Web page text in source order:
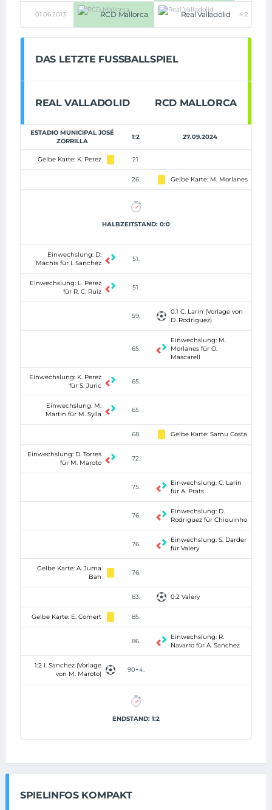
01.06.2013 RCD Mallorca Real Valladolid 4:2
DAS LETZTE FUSSBALLSPIEL
REAL VALLADOLID RCD MALLORCA
ESTADIO MUNICIPAL JOSÉ
ZORRILLA
1:2 27.09.2024
Gelbe Karte: K. Perez 21.
26. Gelbe Karte: M. Morlanes
HALBZEITSTAND: 0:0
Einwechslung: D.
Machis für I. Sanchez
51.
Einwechslung: L. Perez
für R. C. Ruiz
51.
59.
0:1 C. Larin (Vorlage von
D. Rodriguez)
65.
Einwechslung: M.
Morlanes für O.
Mascarell
Einwechslung: K. Perez
für S. Juric
65.
Einwechslung: M.
Martin für M. Sylla
65.
68. Gelbe Karte: Samu Costa
Einwechslung: D. Torres
für M. Maroto
72.
75.
Einwechslung: C. Larin
für A. Prats
76.
Einwechslung: D.
Rodriguez für Chiquinho
76.
Einwechslung: S. Darder
für Valery
Gelbe Karte: A. Juma
Bah
76.
83. 0:2 Valery
Gelbe Karte: E. Comert 85.
86.
Einwechslung: R.
Navarro für A. Sanchez
1:2 I. Sanchez (Vorlage
von M. Maroto)
90+4.
ENDSTAND: 1:2
SPIELINFOS KOMPAKT